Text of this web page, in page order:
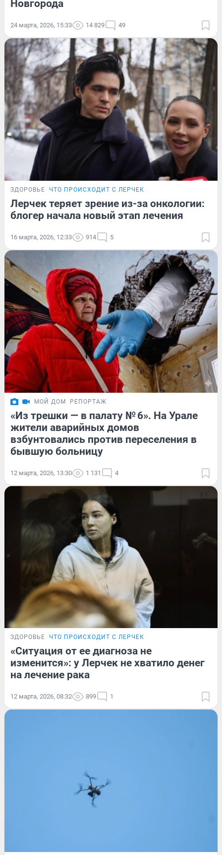
Новгорода
24 марта, 2026, 15:33 14 829 49
ЗДОРОВЬЕ ЧТО ПРОИСХОДИТ С ЛЕРЧЕК
Лерчек теряет зрение из-за онкологии:
блогер начала новый этап лечения
16 марта, 2026, 12:33 914 5
МОЙ ДОМ РЕПОРТАЖ
«Из трешки — в палату № 6». На Урале
жители аварийных домов
взбунтовались против переселения в
бывшую больницу
12 марта, 2026, 13:30 1 131 4
ЗДОРОВЬЕ ЧТО ПРОИСХОДИТ С ЛЕРЧЕК
«Ситуация от ее диагноза не
изменится»: у Лерчек не хватило денег
на лечение рака
12 марта, 2026, 08:32 899 1